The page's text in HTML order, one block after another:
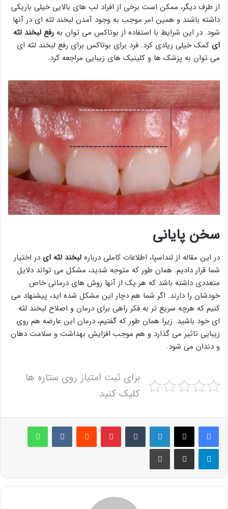
از طرف دیگر، ممکن است برخی از افراد لب های بالایی خیلی باریکی
داشته باشند و همین امر موجب به وجود آمدن لبخند لثه ای در آنها
شود. در این شرایط با استفاده از بوتاکس می توان به رفع لبخند لثه
ای کمک خیلی زیادی کرد. فرد برای بوتاکس برای رفع لبخند لثه ای
می توان به پزشک ها و کلینیک های زیبایی مراجعه کرد.
سخن پایانی
در این مقاله از لنداسپا، اطلاعات کاملی درباره لبخند لثه ای در اختیار
شما قرار دادیم. همان طور که متوجه شدید، مشکل می تواند دلایل
متعددی داشته باشد که هر یک از آنها روش های درمانی خاص
خودشان را دارند. اگر شما هم دچار این مشکل شده اید، پیشنهاد می
کنیم که هرچه سریع تر به فکر راهی برای درمان و اصلاح لبخند لثه
ای خود باشید. زیرا همان طور که گفتیم، درمان این عارضه هم روی
زیبایی تاثیر می گذارد و هم موجب افزایش بهداشت و سلامت دهان
و دندان می شود.
برای ثبت امتیاز روی ستاره ها
کلیک کنید
لینکدین ‫تامبلر پینترست‫رددیت ‫VKontakteواتس آپ
تلگرام اشتراک گذاری از طریق ایمیل چاپ